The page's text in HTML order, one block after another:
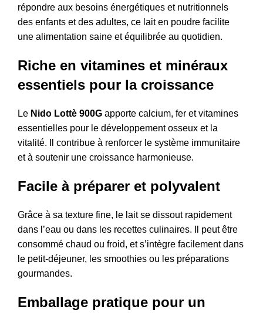
répondre aux besoins énergétiques et nutritionnels
des enfants et des adultes, ce lait en poudre facilite
une alimentation saine et équilibrée au quotidien.
Riche en vitamines et minéraux
essentiels pour la croissance
Le Nido Lottè 900G apporte calcium, fer et vitamines
essentielles pour le développement osseux et la
vitalité. Il contribue à renforcer le système immunitaire
et à soutenir une croissance harmonieuse.
Facile à préparer et polyvalent
Grâce à sa texture fine, le lait se dissout rapidement
dans l’eau ou dans les recettes culinaires. Il peut être
consommé chaud ou froid, et s’intègre facilement dans
le petit-déjeuner, les smoothies ou les préparations
gourmandes.
Emballage pratique pour un